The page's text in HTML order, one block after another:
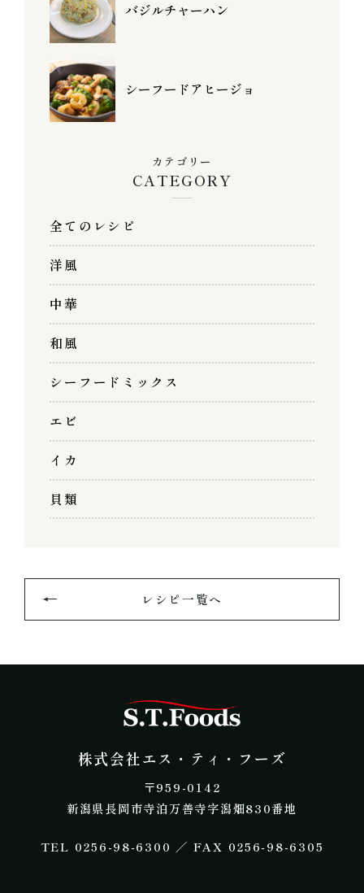
バジルチャーハン
シーフードアヒージョ
カテゴリー
CATEGORY
全てのレシピ
洋風
中華
和風
シーフードミックス
エビ
イカ
貝類
レシピ一覧へ
株式会社エス・ティ・フーズ
​〒959-0142
新潟県長岡市寺泊万善寺字潟畑830番地
​TEL 0256-98-6300 ／ FAX 0256-98-6305